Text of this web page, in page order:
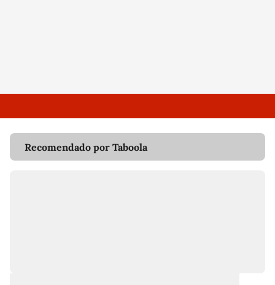
Recomendado por Taboola